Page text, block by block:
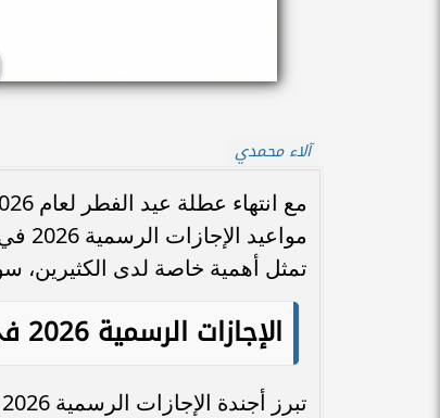
آلاء محمدي
تمثل أهمية خاصة لدى الكثيرين،
الإجازات الرسمية 2026 في مصر